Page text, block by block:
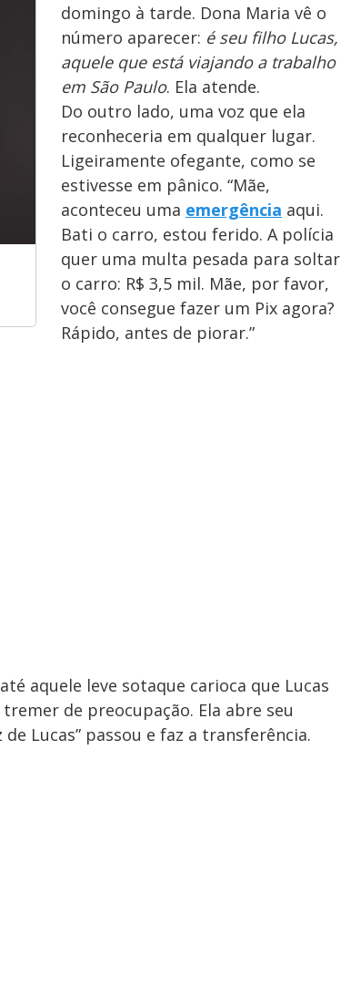
domingo à tarde. Dona Maria vê o
número aparecer: é seu filho Lucas,
aquele que está viajando a trabalho
em São Paulo. Ela atende.
Do outro lado, uma voz que ela
reconheceria em qualquer lugar.
Ligeiramente ofegante, como se
estivesse em pânico. “Mãe,
aconteceu uma emergência aqui.
Bati o carro, estou ferido. A polícia
quer uma multa pesada para soltar
o carro: R$ 3,5 mil. Mãe, por favor,
você consegue fazer um Pix agora?
Rápido, antes de piorar.”
aquele leve sotaque carioca que Lucas
de preocupação. Ela abre seu
Lucas” passou e faz a transferência.